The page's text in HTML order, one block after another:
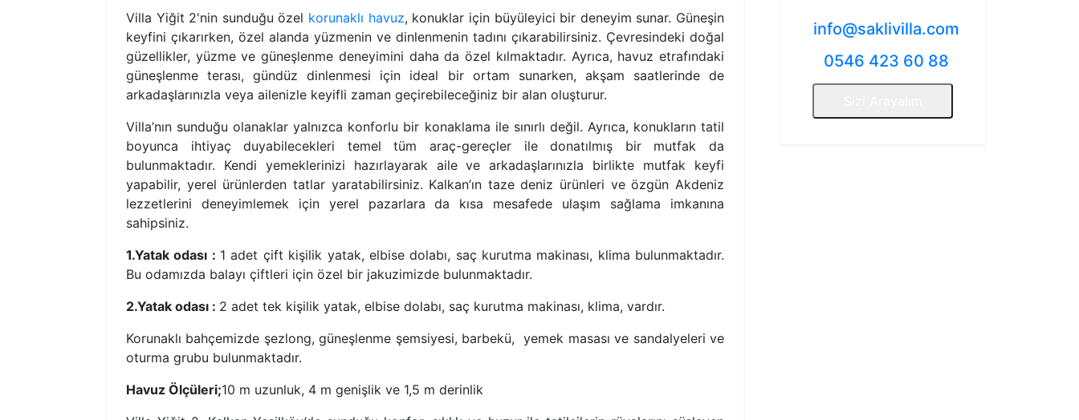
Villa Yiğit 2'nin sunduğu özel korunaklı havuz, konuklar için büyüleyici bir deneyim sunar. Güneşin
keyfini çıkarırken, özel alanda yüzmenin ve dinlenmenin tadını çıkarabilirsiniz. Çevresindeki doğal
güzellikler, yüzme ve güneşlenme deneyimini daha da özel kılmaktadır. Ayrıca, havuz etrafındaki
güneşlenme terası, gündüz dinlenmesi için ideal bir ortam sunarken, akşam saatlerinde de
arkadaşlarınızla veya ailenizle keyifli zaman geçirebileceğiniz bir alan oluşturur.
Villa’nın sunduğu olanaklar yalnızca konforlu bir konaklama ile sınırlı değil. Ayrıca, konukların tatil
boyunca ihtiyaç duyabilecekleri temel tüm araç-gereçler ile donatılmış bir mutfak da
bulunmaktadır. Kendi yemeklerinizi hazırlayarak aile ve arkadaşlarınızla birlikte mutfak keyfi
yapabilir, yerel ürünlerden tatlar yaratabilirsiniz. Kalkan’ın taze deniz ürünleri ve özgün Akdeniz
lezzetlerini deneyimlemek için yerel pazarlara da kısa mesafede ulaşım sağlama imkanına
sahipsiniz.
1.Yatak odası : 1 adet çift kişilik yatak, elbise dolabı, saç kurutma makinası, klima bulunmaktadır.
Bu odamızda balayı çiftleri için özel bir jakuzimizde bulunmaktadır.
2.Yatak odası : 2 adet tek kişilik yatak, elbise dolabı, saç kurutma makinası, klima, vardır.
Korunaklı bahçemizde şezlong, güneşlenme şemsiyesi, barbekü, yemek masası ve sandalyeleri ve
oturma grubu bulunmaktadır.
Havuz Ölçüleri;10 m uzunluk, 4 m genişlik ve 1,5 m derinlik
info@saklivilla.com
0546 423 60 88